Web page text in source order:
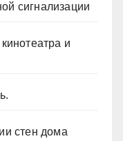
сигнализации
и
стен дома